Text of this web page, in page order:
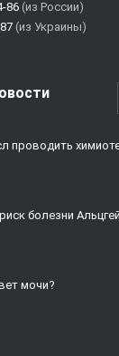
86 (из России)
(из Украины)
мочи?